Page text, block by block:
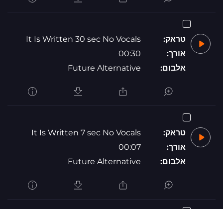
טראק:
It Is Written 30 sec No Vocals
אורך:
00:30
אלבום:
Future Alternative
טראק:
It Is Written 7 sec No Vocals
אורך:
00:07
אלבום:
Future Alternative